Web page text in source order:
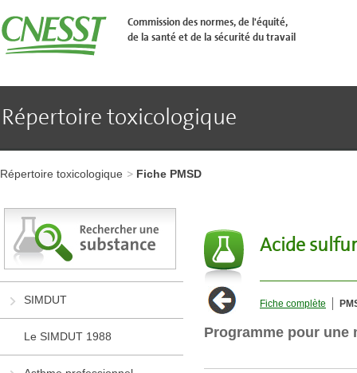
�
l'en-
t�te
de
au
principal
Aller
page
Commission des normes, de l'équité,
de la santé et de la sécurité du travail
Répertoire toxicologique
à
l'en-
de
page
Aller
au
Aller
au
pied
Répertoire toxicologique Fiche PMSD
SIMDUT
Le SIMDUT 1988
Acide
Fiche complète
Programme pour une